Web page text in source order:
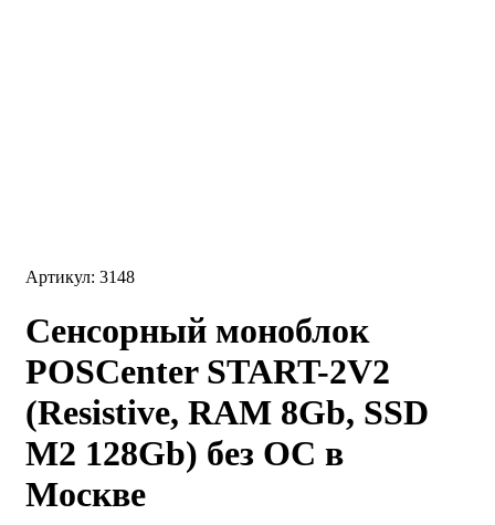
Артикул: 3148
Сенсорный моноблок
POSCenter START-2V2
(Resistive, RAM 8Gb, SSD
M2 128Gb) без ОС в
Москве